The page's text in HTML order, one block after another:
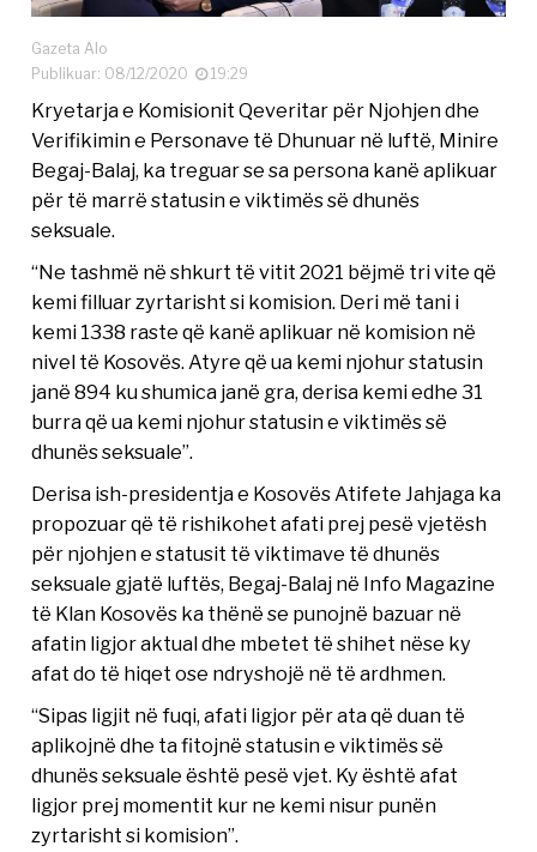
Gazeta Alo
Publikuar: 08/12/2020
19:29
Kryetarja e Komisionit Qeveritar për Njohjen dhe
Verifikimin e Personave të Dhunuar në luftë, Minire
Begaj-Balaj, ka treguar se sa persona kanë aplikuar
për të marrë statusin e viktimës së dhunës
seksuale.
“Ne tashmë në shkurt të vitit 2021 bëjmë tri vite që
kemi filluar zyrtarisht si komision. Deri më tani i
kemi 1338 raste që kanë aplikuar në komision në
nivel të Kosovës. Atyre që ua kemi njohur statusin
janë 894 ku shumica janë gra, derisa kemi edhe 31
burra që ua kemi njohur statusin e viktimës së
dhunës seksuale”.
Derisa ish-presidentja e Kosovës Atifete Jahjaga ka
propozuar që të rishikohet afati prej pesë vjetësh
për njohjen e statusit të viktimave të dhunës
seksuale gjatë luftës, Begaj-Balaj në Info Magazine
të Klan Kosovës ka thënë se punojnë bazuar në
afatin ligjor aktual dhe mbetet të shihet nëse ky
afat do të hiqet ose ndryshojë në të ardhmen.
“Sipas ligjit në fuqi, afati ligjor për ata që duan të
aplikojnë dhe ta fitojnë statusin e viktimës së
dhunës seksuale është pesë vjet. Ky është afat
ligjor prej momentit kur ne kemi nisur punën
zyrtarisht si komision”.